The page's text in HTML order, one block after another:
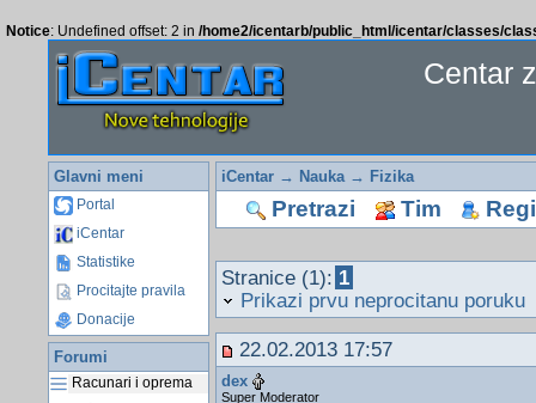
Notice: Undefined offset: 2 in /home2/icentarb/public_html/icentar/classes/
Centar
Glavni meni
Portal
iCentar
Statistike
Procitajte pravila
Donacije
Forumi
Racunari i oprema
iCentar→ Nauka→ Fizika
Pretrazi Tim
Stranice (1): 1
Prikazi prvu neprocitanu poruku
22.02.2013 17:57
dex
Super Moderator